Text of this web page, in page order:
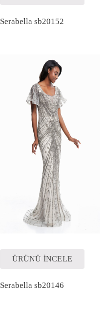
Serabella sb20152
ÜRÜNÜ İNCELE
Serabella sb20146